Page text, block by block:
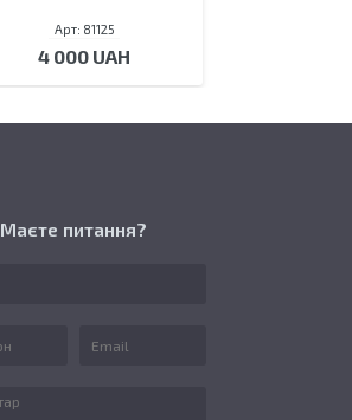
Арт: 81125
4 000 UAH
Маєте питання?